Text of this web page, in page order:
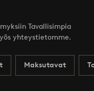
Tavallisimpia
yhteystietomme.
Maksutavat